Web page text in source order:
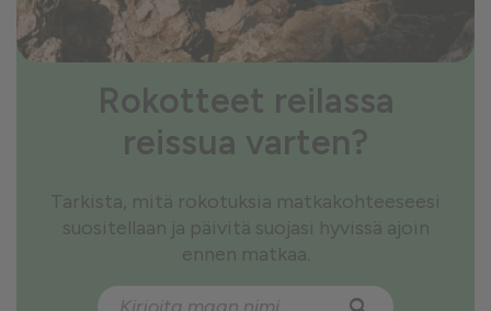
Rokotteet reilassa
reissua varten?
Tarkista, mitä rokotuksia matkakohteeseesi
suositellaan ja päivitä suojasi hyvissä ajoin
ennen matkaa.